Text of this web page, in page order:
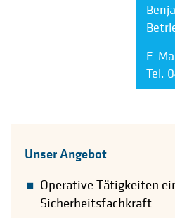
E-
Tel.
Unser Angebot
Operative Tätigkeiten
Sicherheitsfachkraft